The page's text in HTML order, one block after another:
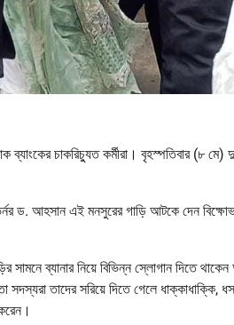
ব্যাংকের চাকরিচ্যুত কর্মীরা। বৃহস্পতিবার (৮
ড. আহসান এই মনসুরের গাড়ি আটকে দেন
সামনে ব্যানার নিয়ে বিভিন্ন স্লোগান দিতে
তাদের সরিয়ে দিতে গেলে ধাক্কাধাক্কি,